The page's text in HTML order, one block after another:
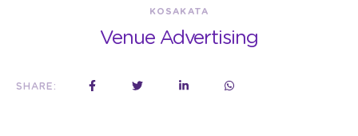
KOSAKATA
Venue Advertising
SHARE: